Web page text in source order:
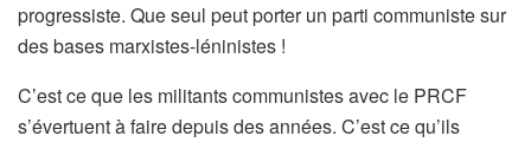
progressiste. Que seul peut porter un parti communiste sur
des bases marxistes-léninistes !
C’est ce que les militants communistes avec le PRCF
s’évertuent à faire depuis des années. C’est ce qu’ils